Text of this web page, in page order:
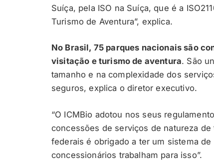
Suíça, pela ISO na Suíça, que é a
Turismo de Aventura”, explica.
No Brasil, 75 parques nacionais são
visitação e turismo de aventura. São
tamanho e na complexidade dos
seguros, explica o diretor executivo.
“O ICMBio adotou nos seus
concessões de serviços de natureza
federais é obrigado a ter um sistema
concessionários trabalham para isso”.